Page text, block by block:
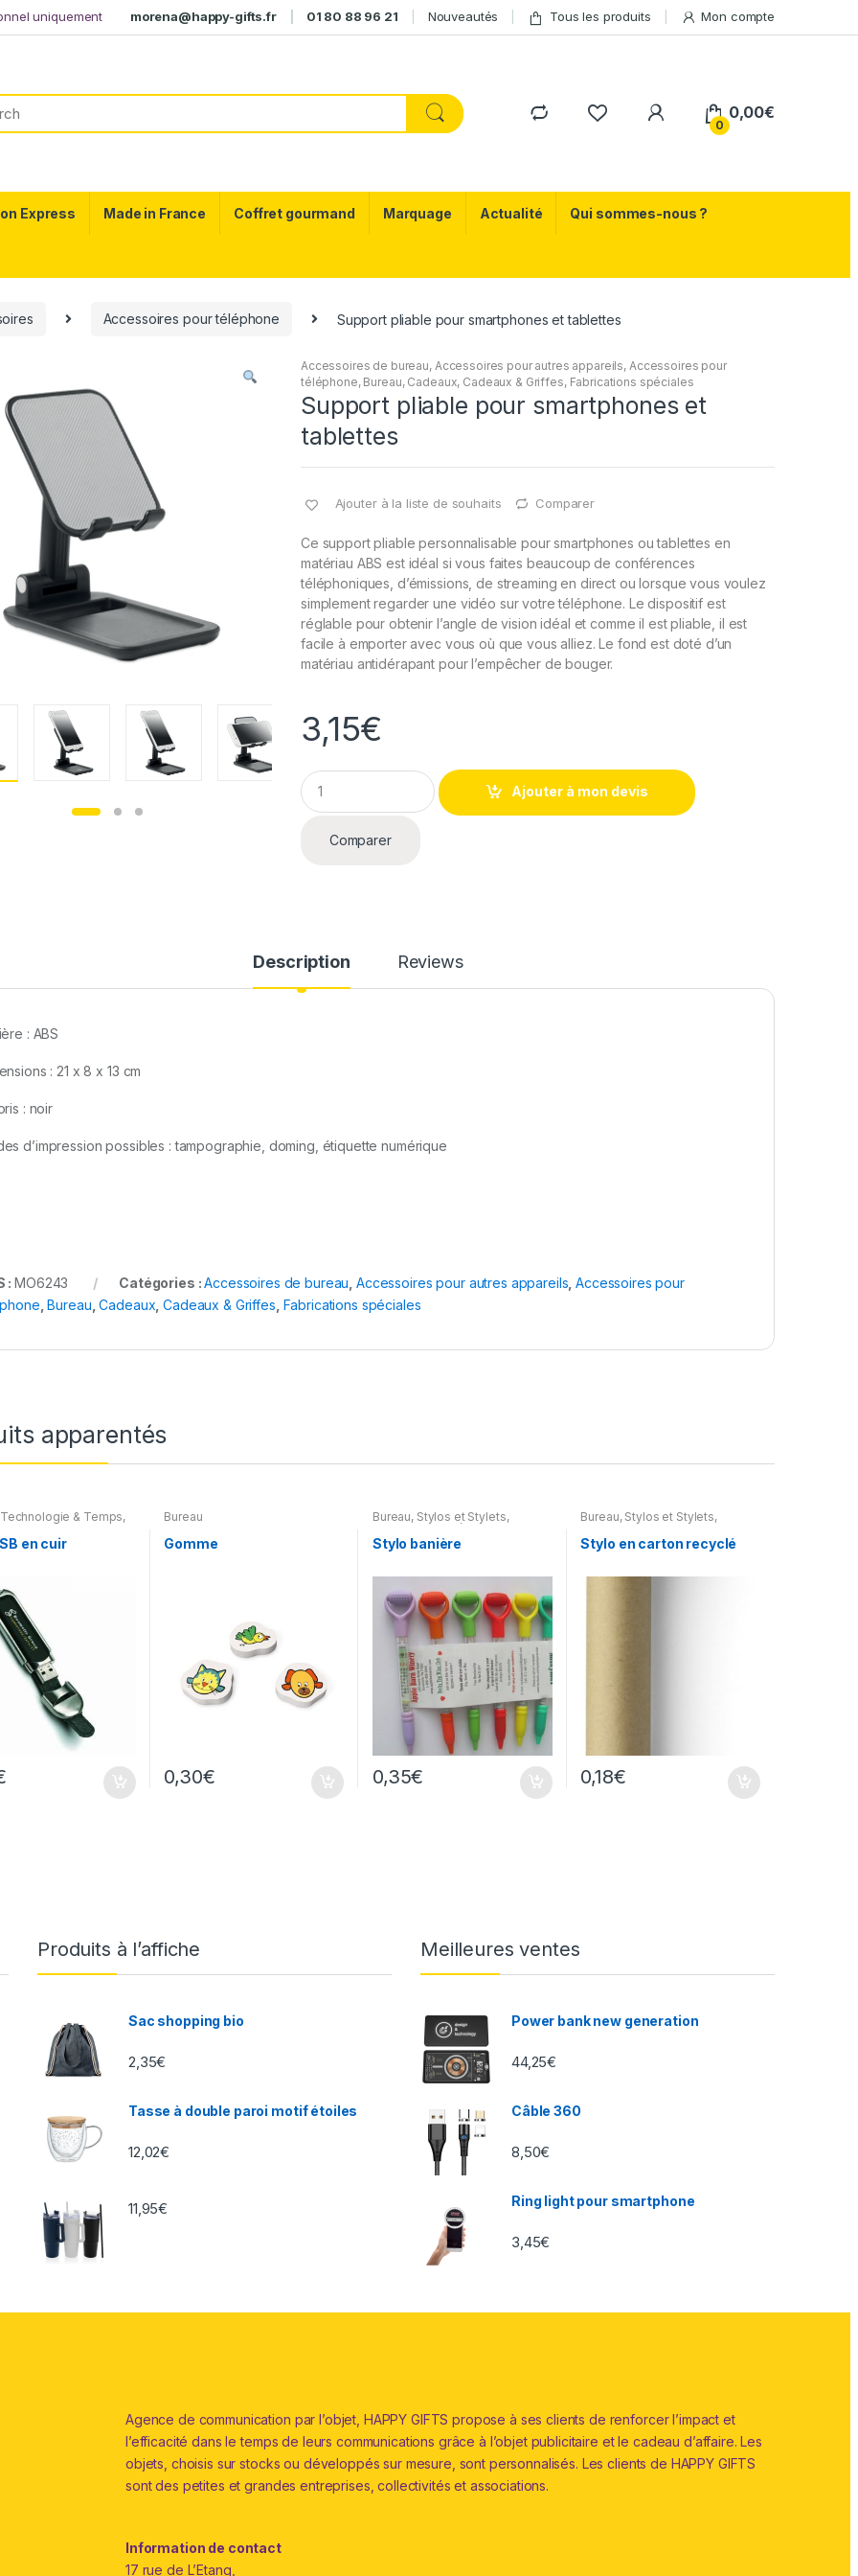
uniquement morena@happy-gifts.fr 01 80 88 96 21 Nouveautés Tous les produits Mon compte
0
0,00€
Express Made in France Coffret gourmand Marquage Actualité Qui sommes-nous ?
Accessoires pour téléphone Support pliable pour smartphones et tablettes
Accessoires de bureau, Accessoires pour autres appareils, Accessoires pour
téléphone, Bureau, Cadeaux, Cadeaux & Griffes, Fabrications spéciales
Support pliable pour smartphones et
tablettes
Ajouter à la liste de souhaits Comparer
Ce support pliable personnalisable pour smartphones ou tablettes en
matériau ABS est idéal si vous faites beaucoup de conférences
téléphoniques, d’émissions, de streaming en direct ou lorsque vous voulez
simplement regarder une vidéo sur votre téléphone. Le dispositif est
réglable pour obtenir l’angle de vision idéal et comme il est pliable, il est
facile à emporter avec vous où que vous alliez. Le fond est doté d’un
matériau antidérapant pour l’empêcher de bouger.
3,15€
Q
u
a
Ajouter à mon devis
Comparer
Description Reviews
: ABS
: 21 x 8 x 13 cm
: noir
d’impression possibles : tampographie, doming, étiquette numérique
:MO6243 Catégories :Accessoires de bureau ,Accessoires pour autres appareils ,Accessoires pour
,Bureau ,Cadeaux ,Cadeaux & Griffes Fabrications spéciales
apparentés
Technologie & Temps,
Accessoires pour
, Accessoires pour
,Clés USB
en cuir
Bureau
Gomme
0,30€
Bureau, Stylos et Stylets,
Fabrications spéciales
Stylo banière
0,35€
Bureau, Stylos et Stylets,
Stylo en carton recyclé
0,18€
Produits à l’affiche
Sac shopping bio
2,35€
Tasse à double paroi motif étoiles
12,02€
11,95€
Meilleures ventes
Power bank new generation
44,25€
Câble 360
8,50€
Ring light pour smartphone
3,45€
Agence de communication par l’objet, HAPPY GIFTS propose à ses clients de renforcer l’impact et
l’efficacité dans le temps de leurs communications grâce à l’objet publicitaire et le cadeau d’affaire. Les
objets, choisis sur stocks ou développés sur mesure, sont personnalisés. Les clients de HAPPY GIFTS
sont des petites et grandes entreprises, collectivités et associations.
Information de contact
17 rue de L’Etang,